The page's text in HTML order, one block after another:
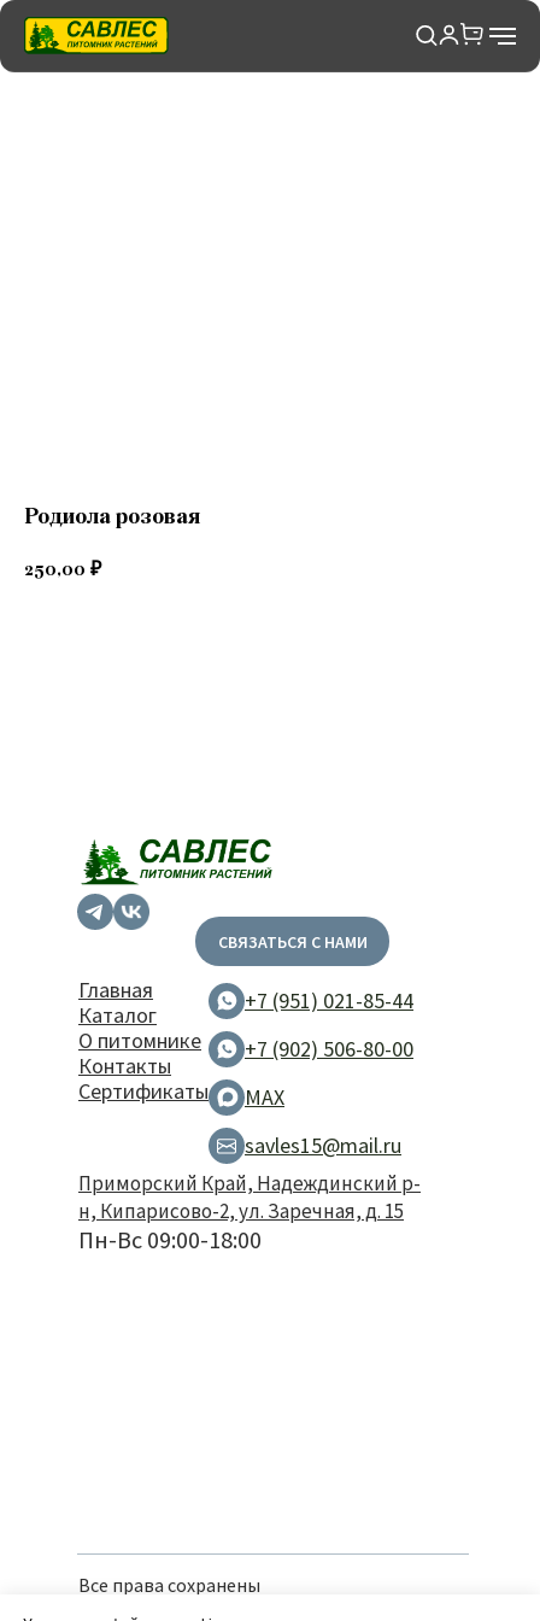
Родиола розовая
250,00 ₽
Все права сохранены
Главная
Каталог
О питомнике
Контакты
Сертификаты
+7 (951) 021-85-44
+7 (902) 506-80-00
MAX
savles15@mail.ru
Приморский Край, Надеждинский р-
н, Кипарисово-2, ул. Заречная, д. 15
Пн-Вс 09:00-18:00
СВЯЗАТЬСЯ С НАМИ